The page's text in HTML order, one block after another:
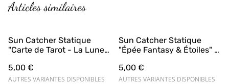
Articles similaires
Sun Catcher Statique
"Carte de Tarot - La Lune
5,00 €
AUTRES VARIANTES DISPONIBLES
Sun Catcher Statique
"Épée Fantasy & Étoiles" –
5,00 €
AUTRES VARIANTES DISPONIBLES